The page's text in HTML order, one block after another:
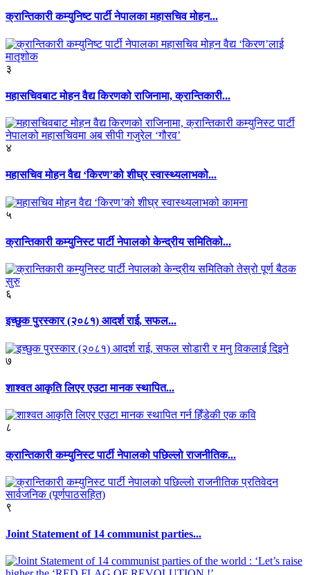
क्रान्तिकारी कम्युनिष्ट पार्टी नेपालका महासचिव मोहन...
३
महासचिवबाट मोहन वैद्य किरणको राजिनामा, क्रान्तिकारी...
४
महासचिव मोहन वैद्य ‘किरण’को शीघ्र स्वास्थ्यलाभको...
५
क्रान्तिकारी कम्युनिस्ट पार्टी नेपालको केन्द्रीय समितिको...
६
इच्छुक पुरस्कार (२०८१) आदर्श राई, सफल...
७
शाश्वत आकृति लिएर एउटा मानक स्थापित...
८
क्रान्तिकारी कम्युनिस्ट पार्टी नेपालको पछिल्लो राजनीतिक...
९
Joint Statement of 14 communist parties...